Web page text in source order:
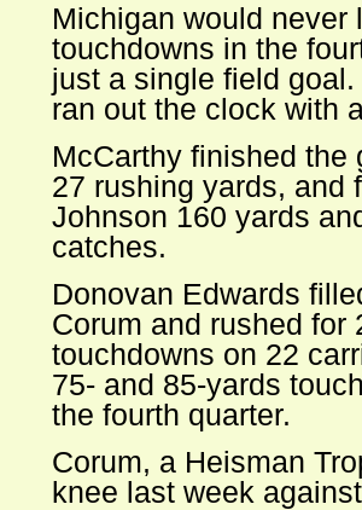
Michigan would never
touchdowns in the
just a single field
ran out the clock with
McCarthy finished the
27 rushing yards, and
Johnson 160 yards
catches.
Donovan Edwards
Corum and rushed for
touchdowns on 22
75- and 85-yards
the fourth quarter.
Corum, a Heisman
knee last week